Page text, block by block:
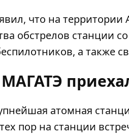
что на территории
обстрелов станции
а также
атомная
пор на станции